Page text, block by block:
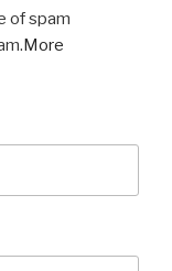
of spam
More